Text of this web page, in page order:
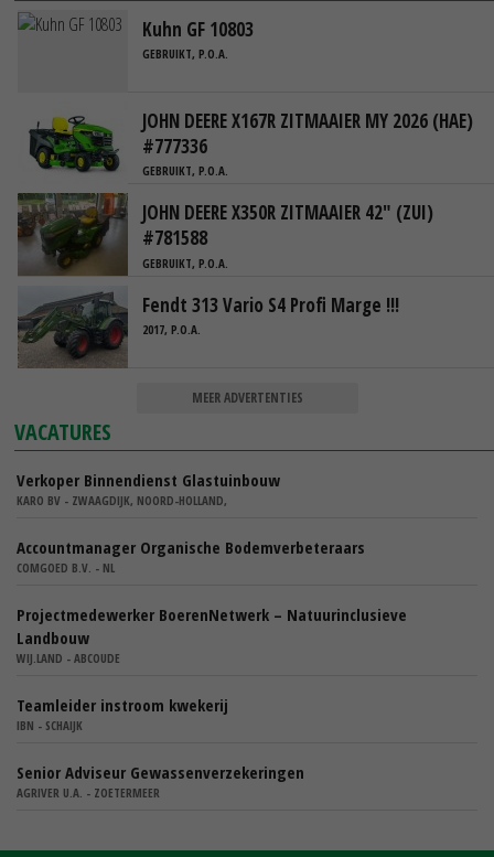
Kuhn GF 10803
GEBRUIKT, P.O.A.
JOHN DEERE X167R ZITMAAIER MY 2026 (HAE)
#777336
GEBRUIKT, P.O.A.
JOHN DEERE X350R ZITMAAIER 42" (ZUI)
#781588
GEBRUIKT, P.O.A.
Fendt 313 Vario S4 Profi Marge !!!
2017, P.O.A.
MEER ADVERTENTIES
VACATURES
Verkoper Binnendienst Glastuinbouw
KARO BV - ZWAAGDIJK, NOORD-HOLLAND,
Accountmanager Organische Bodemverbeteraars
COMGOED B.V. - NL
Projectmedewerker BoerenNetwerk – Natuurinclusieve
Landbouw
WIJ.LAND - ABCOUDE
Teamleider instroom kwekerij
IBN - SCHAIJK
Senior Adviseur Gewassenverzekeringen
AGRIVER U.A. - ZOETERMEER